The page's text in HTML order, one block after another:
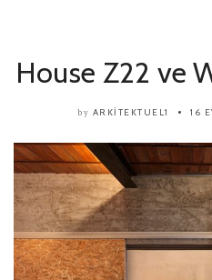
House Z22 ve
by ARKITEKTUEL1 16